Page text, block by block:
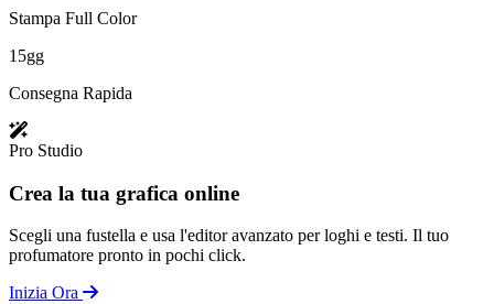
Stampa Full Color
15gg
Consegna Rapida
Pro Studio
Crea la tua grafica online
Scegli una fustella e usa l'editor avanzato per loghi e testi. Il tuo
profumatore pronto in pochi click.
Inizia Ora